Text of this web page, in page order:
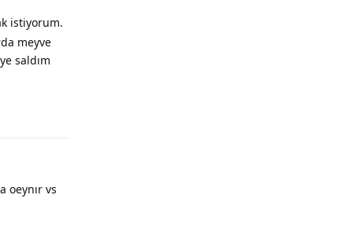
istiyorum.
meyve
saldım
oeynır vs